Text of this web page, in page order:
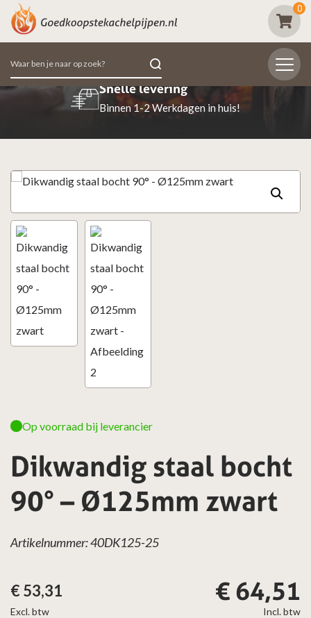
0
Zoeken
naar:
Snelle levering
Binnen 1-2 Werkdagen in huis!
Dikwandig staal bocht
90° – Ø125mm zwart
Op voorraad bij leverancier
Incl. btw
€ 64,51
Excl. btw
€53,31
Artikelnummer: 40DK125-25